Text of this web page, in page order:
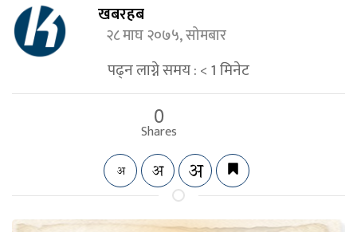
खबरहब
२८ माघ २०७५, सोमबार
पढ्न लाग्ने समय :< 1मिनेट
0
Shares